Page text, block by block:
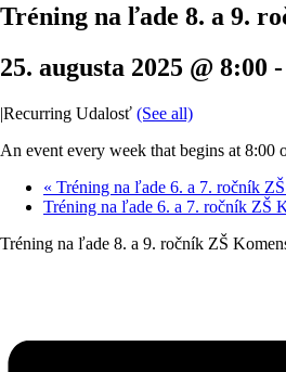
Tréning na ľade 8. a 9.
25. augusta 2025 @ 8:00 -
|Recurring Udalosť (See all)
An event every week that begins at 8:00
« Tréning na ľade 6. a 7. ročník
Tréning na ľade 6. a 7. ročník ZŠ
Tréning na ľade 8. a 9. ročník ZŠ